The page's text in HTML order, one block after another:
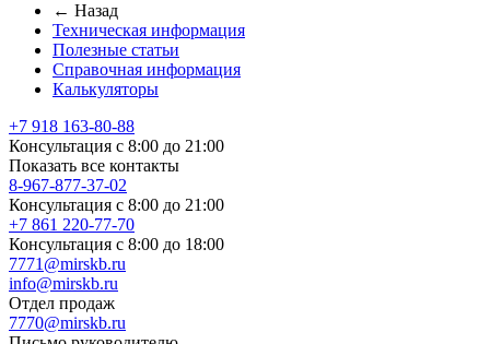
← Назад
Техническая информация
Полезные статьи
Справочная информация
Калькуляторы
+7 918 163-80-88
Консультация с 8:00 до 21:00
Показать все контакты
8-967-877-37-02
Консультация с 8:00 до 21:00
+7 861 220-77-70
Консультация с 8:00 до 18:00
7771@mirskb.ru
info@mirskb.ru
Отдел продаж
7770@mirskb.ru